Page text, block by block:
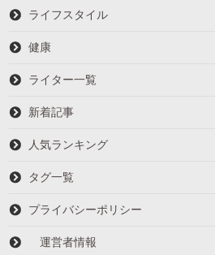
ライフスタイル
健康
ライター一覧
新着記事
人気ランキング
タグ一覧
プライバシーポリシー
運営者情報